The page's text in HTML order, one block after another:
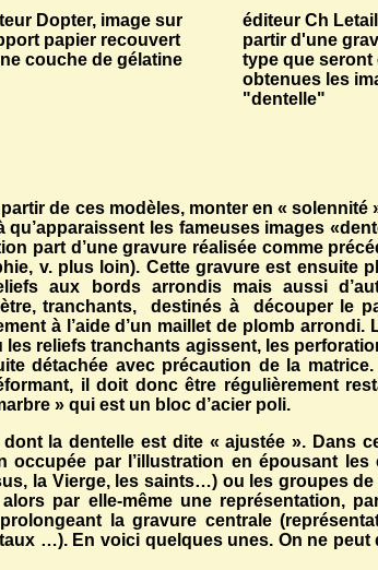
Dopter, image sur
papier recouvert
couche de gélatine
éditeur Ch
partir d'une
type que seront
obtenues les
"dentelle"
de ces modèles, monter en « solennité
qu’apparaissent les fameuses images
part d’une gravure réalisée comme
v. plus loin). Cette gravure est ensuite
aux bords arrondis mais aussi
tranchants, destinés à découper le
à l’aide d’un maillet de plomb arrondi.
les reliefs tranchants agissent, les
détachée avec précaution de la
il doit donc être régulièrement
» qui est un bloc d’acier poli.
la dentelle est dite « ajustée ». Dans
occupée par l’illustration en épousant les
la Vierge, les saints…) ou les groupes
par elle-même une représentation,
la gravure centrale
…). En voici quelques unes. On ne peut